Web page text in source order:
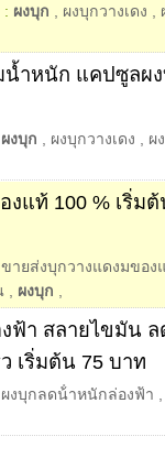
: ผงบุก ผงบุกวางเดง
าหนัก แคปซูลผง
ผงบุก ผงบุกวางเดง
ผ
แท้ 100 % เริ่ม
ขายส่งบุกวางแดงมของ
ผงบุก
ฟ้า สลายไขมัน ล
เริ่มต้น 75 บาท
ผงบุกลดน้ําหนักล่องฟ้า